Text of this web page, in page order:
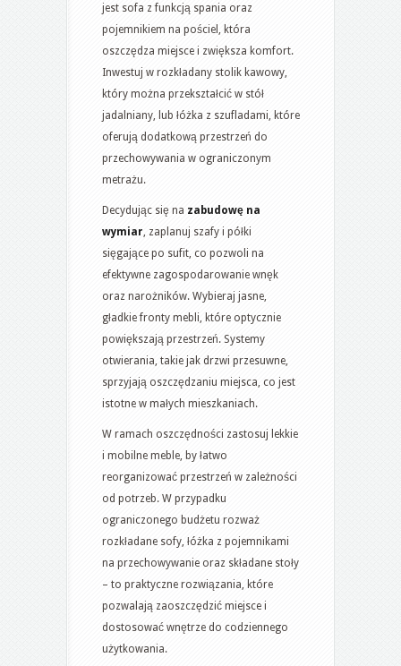
jest sofa z funkcją spania oraz
pojemnikiem na pościel, która
oszczędza miejsce i zwiększa komfort.
Inwestuj w rozkładany stolik kawowy,
który można przekształcić w stół
jadalniany, lub łóżka z szufladami, które
oferują dodatkową przestrzeń do
przechowywania w ograniczonym
metrażu.
Decydując się na zabudowę na
wymiar, zaplanuj szafy i półki
sięgające po sufit, co pozwoli na
efektywne zagospodarowanie wnęk
oraz narożników. Wybieraj jasne,
gładkie fronty mebli, które optycznie
powiększają przestrzeń. Systemy
otwierania, takie jak drzwi przesuwne,
sprzyjają oszczędzaniu miejsca, co jest
istotne w małych mieszkaniach.
W ramach oszczędności zastosuj lekkie
i mobilne meble, by łatwo
reorganizować przestrzeń w zależności
od potrzeb. W przypadku
ograniczonego budżetu rozważ
rozkładane sofy, łóżka z pojemnikami
na przechowywanie oraz składane stoły
– to praktyczne rozwiązania, które
pozwalają zaoszczędzić miejsce i
dostosować wnętrze do codziennego
użytkowania.